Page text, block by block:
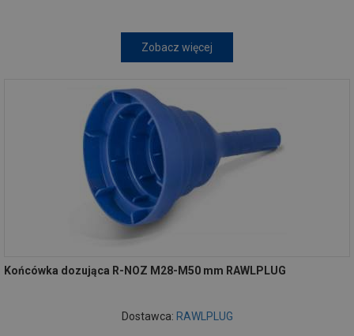
Zobacz więcej
Końcówka dozująca R-NOZ M28-M50 mm RAWLPLUG
Dostawca: RAWLPLUG